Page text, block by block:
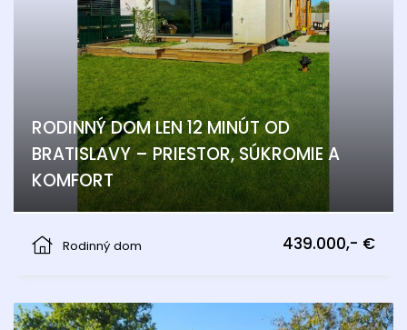
RODINNÝ DOM LEN 12 MINÚT OD
BRATISLAVY – PRIESTOR, SÚKROMIE A
KOMFORT
Rodinný dom
439.000,- €